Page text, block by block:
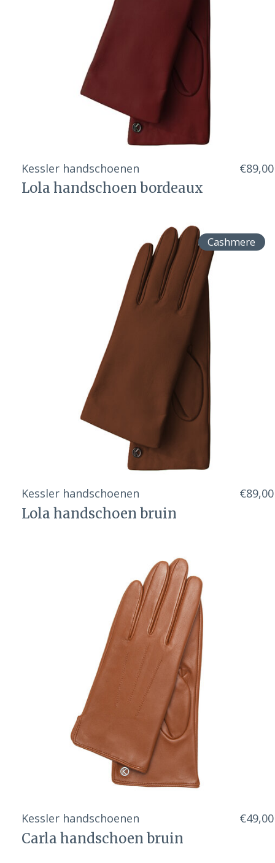
Kessler handschoenen
Lola handschoen bordeaux
€89,00
Cashmere
Kessler handschoenen
Lola handschoen bruin
€89,00
Kessler handschoenen
Carla handschoen bruin
€49,00